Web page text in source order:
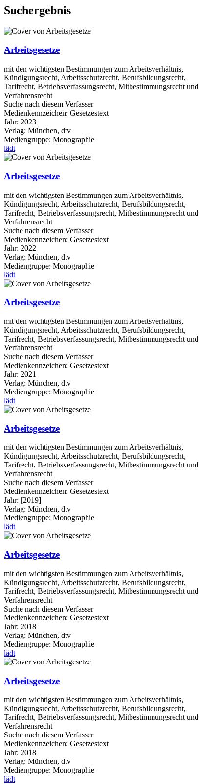
Suchergebnis
Arbeitsgesetze
mit den wichtigsten Bestimmungen zum Arbeitsverhältnis,
Kündigungsrecht, Arbeitsschutzrecht, Berufsbildungsrecht,
Tarifrecht, Betriebsverfassungsrecht, Mitbestimmungsrecht und
Verfahrensrecht
Suche nach diesem Verfasser
Medienkennzeichen: Gesetzestext
Jahr: 2023
Verlag: München, dtv
Mediengruppe: Monographie
lädt
Arbeitsgesetze
mit den wichtigsten Bestimmungen zum Arbeitsverhältnis,
Kündigungsrecht, Arbeitsschutzrecht, Berufsbildungsrecht,
Tarifrecht, Betriebsverfassungsrecht, Mitbestimmungsrecht und
Verfahrensrecht
Suche nach diesem Verfasser
Medienkennzeichen: Gesetzestext
Jahr: 2022
Verlag: München, dtv
Mediengruppe: Monographie
lädt
Arbeitsgesetze
mit den wichtigsten Bestimmungen zum Arbeitsverhältnis,
Kündigungsrecht, Arbeitsschutzrecht, Berufsbildungsrecht,
Tarifrecht, Betriebsverfassungsrecht, Mitbestimmungsrecht und
Verfahrensrecht
Suche nach diesem Verfasser
Medienkennzeichen: Gesetzestext
Jahr: 2021
Verlag: München, dtv
Mediengruppe: Monographie
lädt
Arbeitsgesetze
mit den wichtigsten Bestimmungen zum Arbeitsverhältnis,
Kündigungsrecht, Arbeitsschutzrecht, Berufsbildungsrecht,
Tarifrecht, Betriebsverfassungsrecht, Mitbestimmungsrecht und
Verfahrensrecht
Suche nach diesem Verfasser
Medienkennzeichen: Gesetzestext
Jahr: [2019]
Verlag: München, dtv
Mediengruppe: Monographie
lädt
Arbeitsgesetze
mit den wichtigsten Bestimmungen zum Arbeitsverhältnis,
Kündigungsrecht, Arbeitsschutzrecht, Berufsbildungsrecht,
Tarifrecht, Betriebsverfassungsrecht, Mitbestimmungsrecht und
Verfahrensrecht
Suche nach diesem Verfasser
Medienkennzeichen: Gesetzestext
Jahr: 2018
Verlag: München, dtv
Mediengruppe: Monographie
lädt
Arbeitsgesetze
mit den wichtigsten Bestimmungen zum Arbeitsverhältnis,
Kündigungsrecht, Arbeitsschutzrecht, Berufsbildungsrecht,
Tarifrecht, Betriebsverfassungsrecht, Mitbestimmungsrecht und
Verfahrensrecht
Suche nach diesem Verfasser
Medienkennzeichen: Gesetzestext
Jahr: 2018
Verlag: München, dtv
Mediengruppe: Monographie
lädt